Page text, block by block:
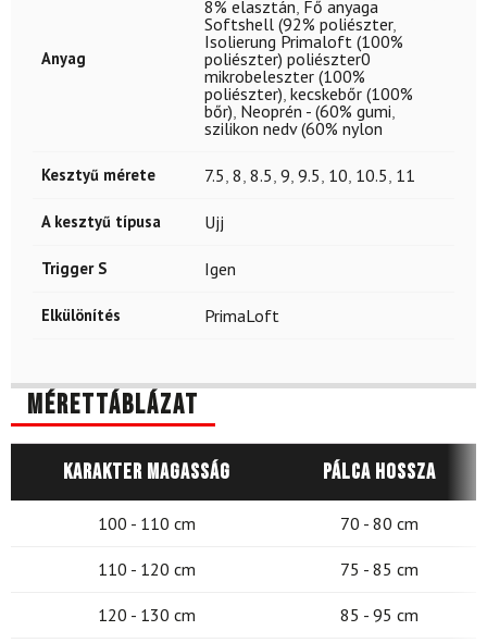
Anyag
8% elasztán Fő anyaga
Softshell (92% poliészter,
Isolierung Primaloft (100%
poliészter) poliészter0
mikrobeleszter (100%
poliészter) kecskebőr (100%
bőr) Neoprén - (60% gumi
szilikon nedv (60% nylon
Kesztyű mérete 7.5 8 8.5 9 9.5 10 10.5 11
A kesztyű típusa Ujj
Trigger S Igen
Elkülönítés PrimaLoft
Mérettáblázat
Karakter magasság Pálca hossza
100 - 110 cm 70 - 80 cm
110 - 120 cm 75 - 85 cm
120 - 130 cm 85 - 95 cm